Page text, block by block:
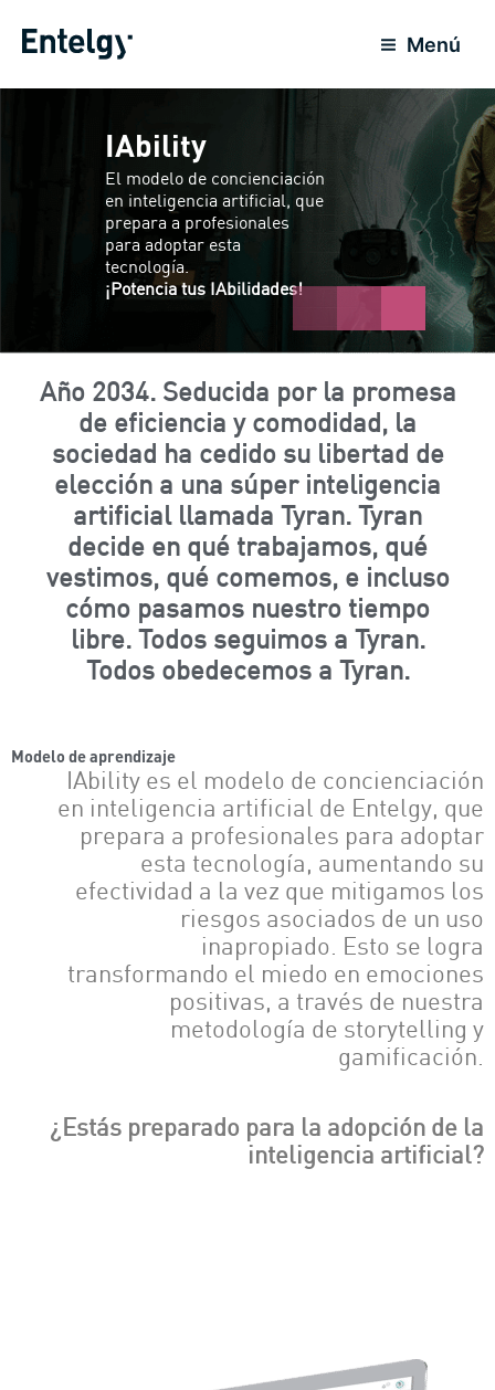
Menú
IAbility
El modelo de concienciación
en inteligencia artificial, que
prepara a profesionales
para adoptar esta
tecnología.
¡Potencia tus IAbilidades!
Año 2034. Seducida por la promesa
de eficiencia y comodidad, la
sociedad ha cedido su libertad de
elección a una súper inteligencia
artificial llamada Tyran. Tyran
decide en qué trabajamos, qué
vestimos, qué comemos, e incluso
cómo pasamos nuestro tiempo
libre. Todos seguimos a Tyran.
Todos obedecemos a Tyran.
Modelo de aprendizaje
IAbility es el modelo de concienciación
en inteligencia artificial de Entelgy, que
prepara a profesionales para adoptar
esta tecnología, aumentando su
efectividad a la vez que mitigamos los
riesgos asociados de un uso
inapropiado. Esto se logra
transformando el miedo en emociones
positivas, a través de nuestra
metodología de storytelling y
gamificación.
¿Estás preparado para la adopción de la
inteligencia artificial?